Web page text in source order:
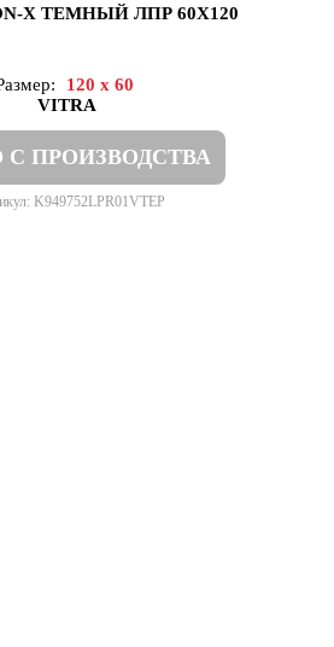
X ТЕМНЫЙ ЛПР 60X120
120 x 60
VITRA
С ПРОИЗВОДСТВА
K949752LPR01VTEP